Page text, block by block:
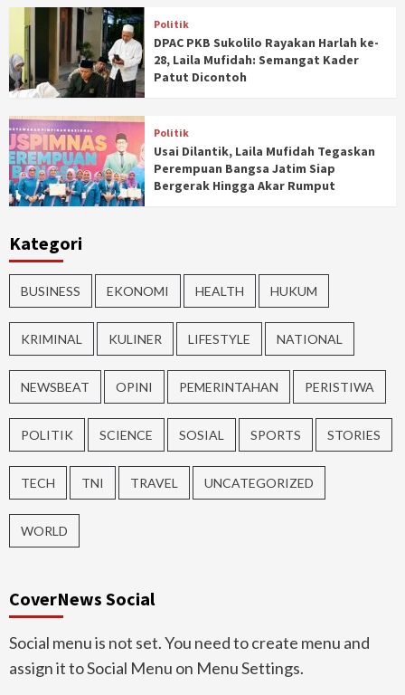
Politik
DPAC PKB Sukolilo Rayakan Harlah ke-
28, Laila Mufidah: Semangat Kader
Patut Dicontoh
Politik
Usai Dilantik, Laila Mufidah Tegaskan
Perempuan Bangsa Jatim Siap
Bergerak Hingga Akar Rumput
Kategori
BUSINESS EKONOMI HEALTH HUKUM
KRIMINAL KULINER LIFESTYLE NATIONAL
NEWSBEAT OPINI PEMERINTAHAN PERISTIWA
POLITIK SCIENCE SOSIAL SPORTS STORIES
TECH TNI TRAVEL UNCATEGORIZED
WORLD
CoverNews Social
Social menu is not set. You need to create menu and
assign it to Social Menu on Menu Settings.